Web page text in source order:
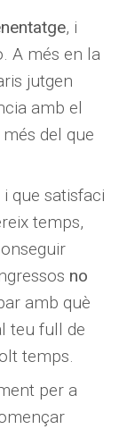
, i
A més en la
jutgen
amb el
del que
que satisfaci
temps,
no
amb què
teu full de
temps.
per a